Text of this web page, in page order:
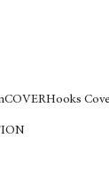
COVERHooks